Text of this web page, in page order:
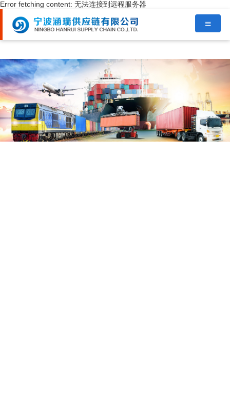
Error fetching content: 无法连接到远程服务器